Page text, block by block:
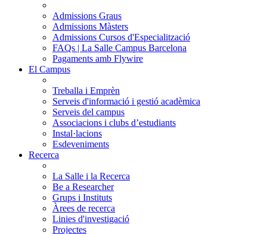
Admissions Graus
Admissions Màsters
Admissions Cursos d'Especialització
FAQs | La Salle Campus Barcelona
Pagaments amb Flywire
El Campus
Treballa i Emprèn
Serveis d'informació i gestió acadèmica
Serveis del campus
Associacions i clubs d’estudiants
Instal·lacions
Esdeveniments
Recerca
La Salle i la Recerca
Be a Researcher
Grups i Instituts
Àrees de recerca
Linies d'investigació
Projectes